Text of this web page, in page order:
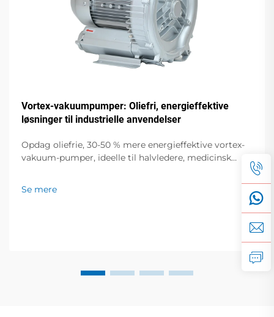
Vortex-vakuumpumper: Oliefri, energieffektive
løsninger til industrielle anvendelser
Opdag oliefrie, 30-50 % mere energieffektive vortex-
vakuum-pumper, ideelle til halvledere, medicinsk
Se mere